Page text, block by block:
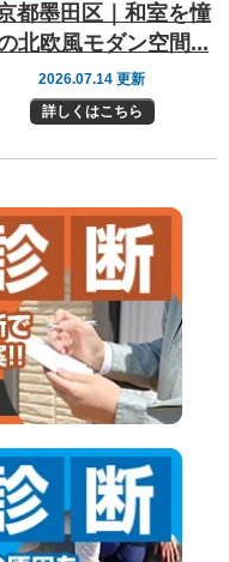
都墨田区｜和室を憧
北欧風モダン空間...
2026.07.14 更新
詳しくはこちら